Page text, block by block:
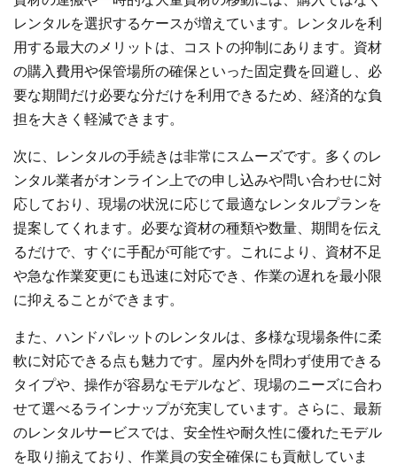
レンタルを選択するケースが増えています。レンタルを利
用する最大のメリットは、コストの抑制にあります。資材
の購入費用や保管場所の確保といった固定費を回避し、必
要な期間だけ必要な分だけを利用できるため、経済的な負
担を大きく軽減できます。
次に、レンタルの手続きは非常にスムーズです。多くのレ
ンタル業者がオンライン上での申し込みや問い合わせに対
応しており、現場の状況に応じて最適なレンタルプランを
提案してくれます。必要な資材の種類や数量、期間を伝え
るだけで、すぐに手配が可能です。これにより、資材不足
や急な作業変更にも迅速に対応でき、作業の遅れを最小限
に抑えることができます。
また、ハンドパレットのレンタルは、多様な現場条件に柔
軟に対応できる点も魅力です。屋内外を問わず使用できる
タイプや、操作が容易なモデルなど、現場のニーズに合わ
せて選べるラインナップが充実しています。さらに、最新
のレンタルサービスでは、安全性や耐久性に優れたモデル
を取り揃えており、作業員の安全確保にも貢献していま